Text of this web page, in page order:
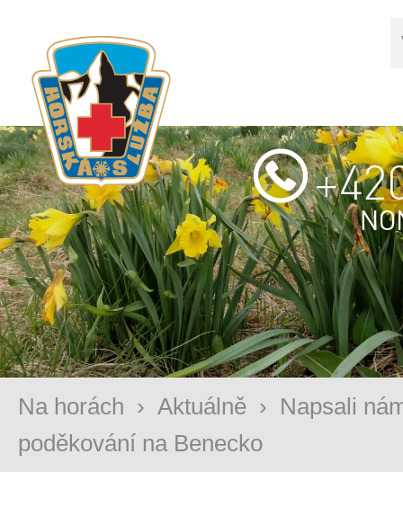
Na horách › Aktuálně › Napsali
poděkování na Benecko